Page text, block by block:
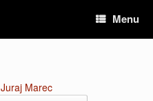
Menu
Juraj Marec